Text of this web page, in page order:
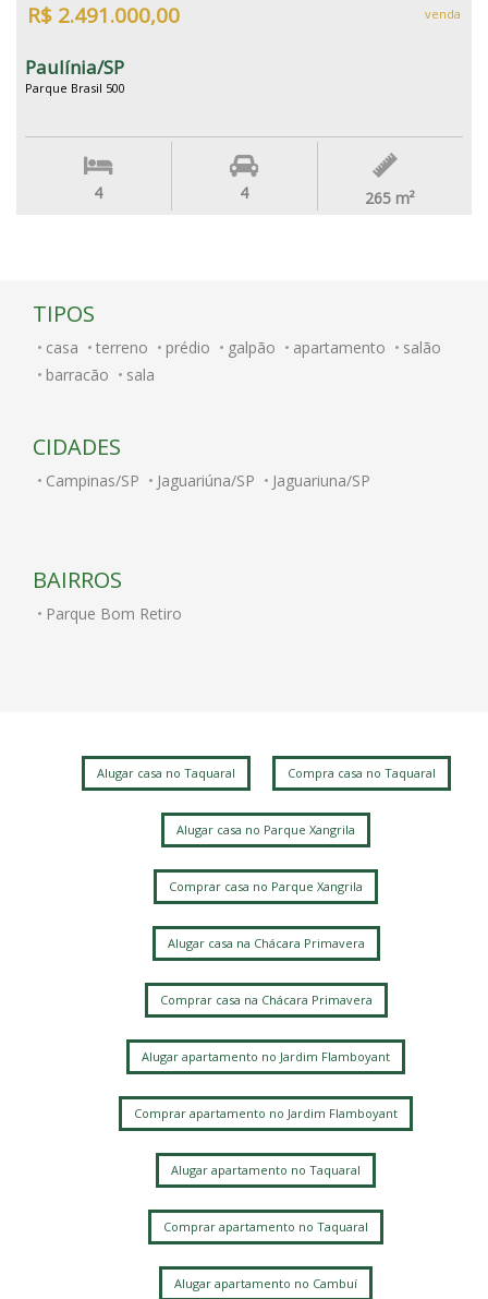
R$ 2.491.000,00 venda
Paulínia/SP
Parque Brasil 500
4 4 265 m²
TIPOS
casa terreno prédio galpão apartamento
salão
barracão
sala
CIDADES
Campinas/SP Jaguariúna/SP Jaguariuna/SP
BAIRROS
Parque Bom Retiro
Alugar casa no Taquaral Compra casa no Taquaral
Alugar casa no Parque Xangrila
Comprar casa no Parque Xangrila
Alugar casa na Chácara Primavera
Comprar casa na Chácara Primavera
Alugar apartamento no Jardim Flamboyant
Comprar apartamento no Jardim Flamboyant
Alugar apartamento no Taquaral
Comprar apartamento no Taquaral
Alugar apartamento no Cambuí